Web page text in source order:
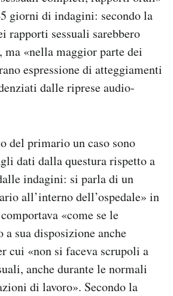
giorni di indagini: secondo la
rapporti sessuali sarebbero
ma «nella maggior parte dei
espressione di atteggiamenti
dalle riprese audio-
del primario un caso sono
dati dalla questura rispetto a
indagini: si parla di un
all’interno dell’ospedale» in
«come se le
a sua disposizione anche
cui «non si faceva scrupoli a
anche durante le normali
di lavoro». Secondo la